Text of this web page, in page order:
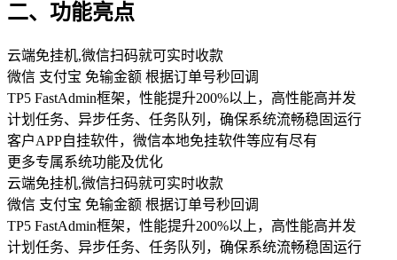
二、功能亮点
云端免挂机,微信扫码就可实时收款
微信 支付宝 免输金额 根据订单号秒回调
TP5 FastAdmin框架，性能提升200%以上，高性能高并发
计划任务、异步任务、任务队列，确保系统流畅稳固运行
客户APP自挂软件，微信本地免挂软件等应有尽有
更多专属系统功能及优化
云端免挂机,微信扫码就可实时收款
微信 支付宝 免输金额 根据订单号秒回调
TP5 FastAdmin框架，性能提升200%以上，高性能高并发
计划任务、异步任务、任务队列，确保系统流畅稳固运行